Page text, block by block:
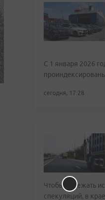
С 1 января 2026
сегодня, 17:28
Чтобы избежать
спекуляций, в